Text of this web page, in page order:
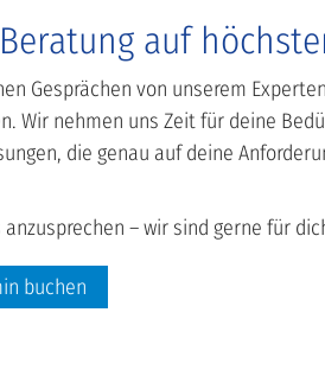
auf
Gesprächen von unserem
Wir nehmen uns Zeit für deine
die genau auf deine
– wir sind gerne für
buchen